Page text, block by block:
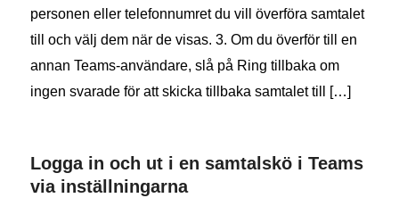
personen eller telefonnumret du vill överföra samtalet
till och välj dem när de visas. 3. Om du överför till en
annan Teams-användare, slå på Ring tillbaka om
ingen svarade för att skicka tillbaka samtalet till […]
Logga in och ut i en samtalskö i Teams
via inställningarna